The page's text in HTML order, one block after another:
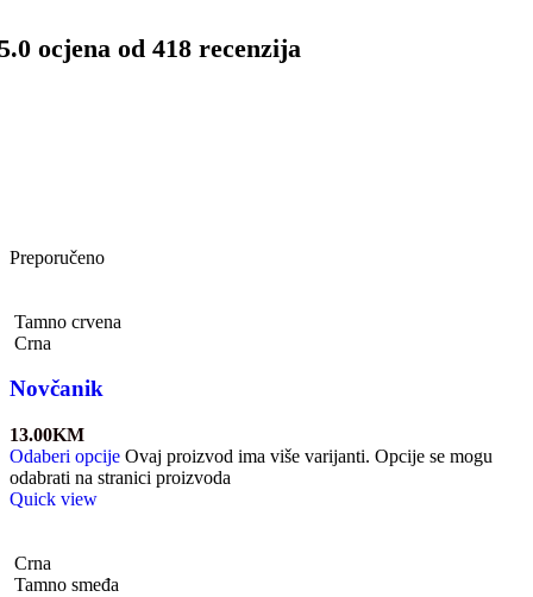
ocjena od 418 recenzija
Preporučeno
Tamno crvena
Crna
Novčanik
13.00KM
Odaberi opcije Ovaj proizvod ima više varijanti. Opcije se mogu
odabrati na stranici proizvoda
Quick view
Crna
Tamno smeđa